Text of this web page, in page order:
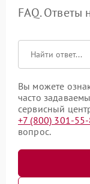
FAQ. Ответы
Вы можете
часто
сервисный
+7 (800) 301-
вопрос.